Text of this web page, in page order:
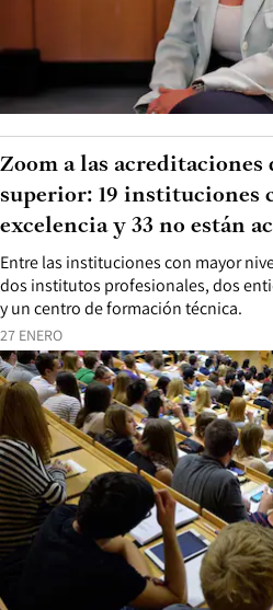
27 ENERO
Entre las instituciones con mayor
dos institutos profesionales, dos
y un centro de formación técnica.
Zoom a las acreditaciones
superior: 19 instituciones
excelencia y 33 no están